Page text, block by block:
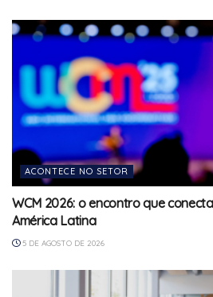
ACONTECE NO SETOR
WCM 2026: o encontro que
América Latina
5 DE AGOSTO DE 2026